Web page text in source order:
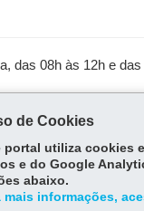
das 08h às 12h e
xxx - Centro, Dois
de Cookies
portal utiliza cookies
e do Google
abaixo.
mais informações,